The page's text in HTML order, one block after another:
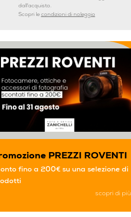
dall'acquisto.
Scopri le condizioni di noleggio
PREZZI ROVENTI
fino a 200€ su una selezione di
scopri di più